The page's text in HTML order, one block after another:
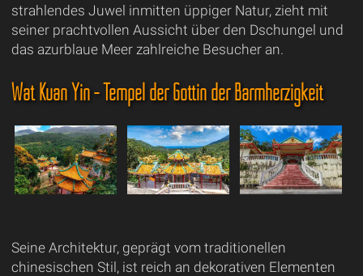
strahlendes Juwel inmitten üppiger Natur, zieht mit
seiner prachtvollen Aussicht über den Dschungel und
das azurblaue Meer zahlreiche Besucher an.
Wat Kuan Yin - Tempel der Göttin der Barmherzigkeit
Seine Architektur, geprägt vom traditionellen
chinesischen Stil, ist reich an dekorativen Elementen